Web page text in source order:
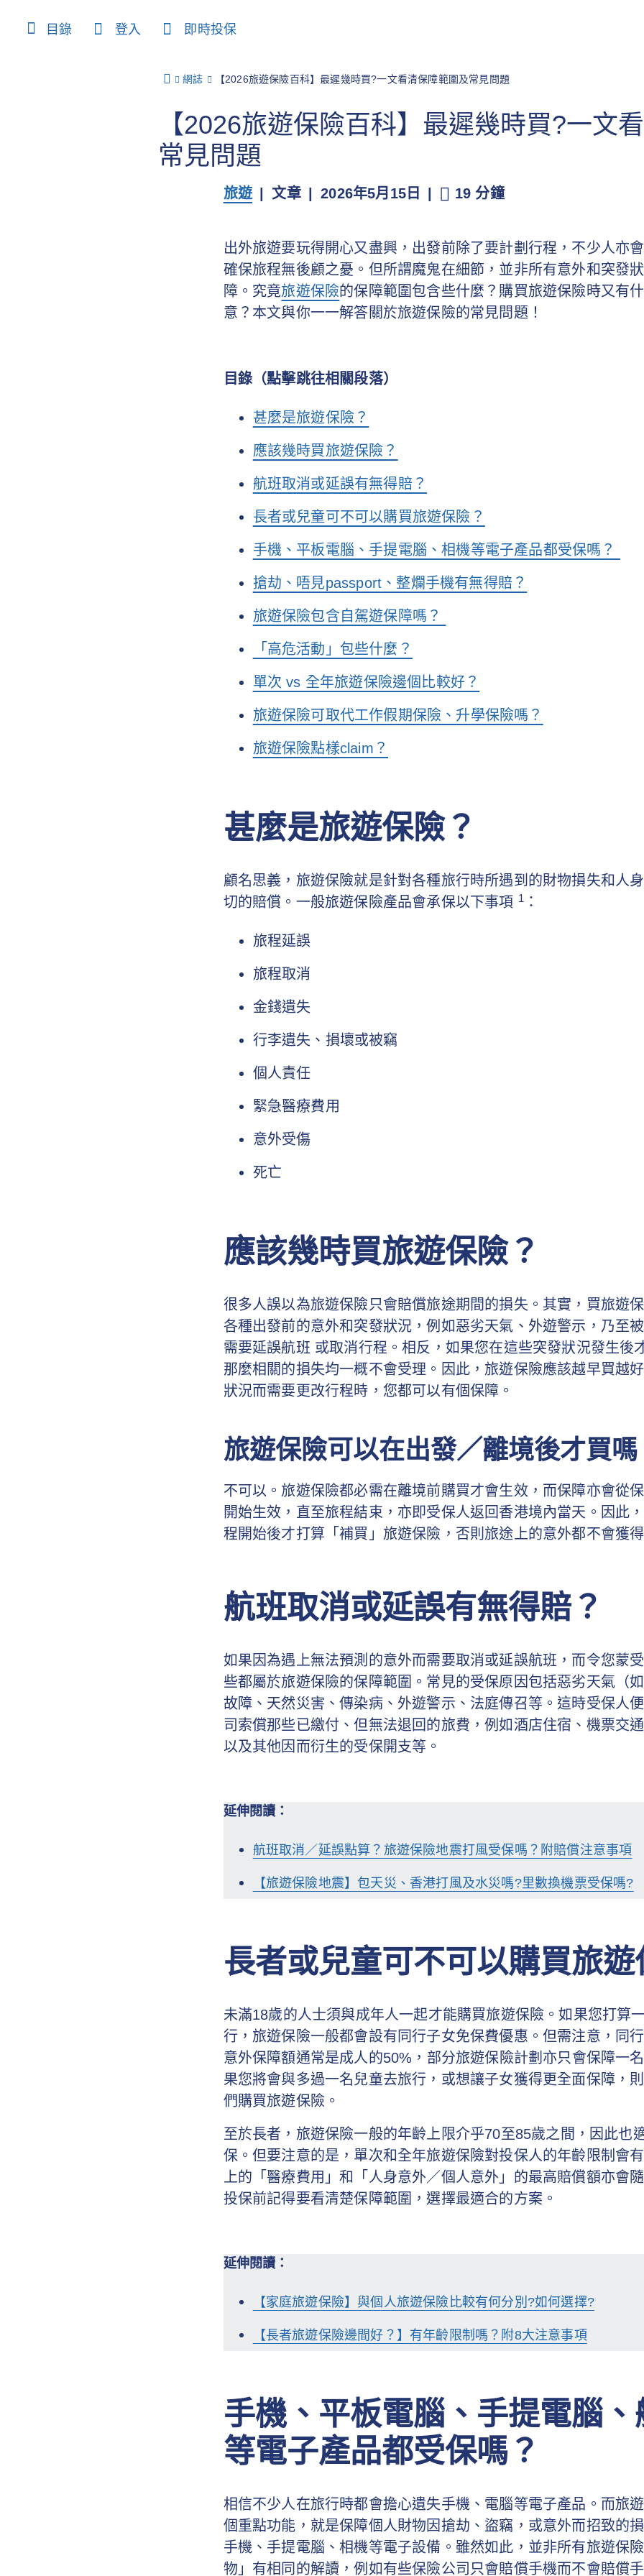
目錄 登入 即時投保
網誌 【2026旅遊保險百科】最遲幾時買?一文看清保障範圍及常見問題
【2026旅遊保險百科】最遲幾時買?一文
常見問題
旅遊 文章 2026年5月15日 19 分鐘
出外旅遊要玩得開心又盡興，出發前除了要計劃行程，不少人亦
確保旅程無後顧之憂。但所謂魔鬼在細節，並非所有意外和突發
障。究竟旅遊保險的保障範圍包含些什麼？購買旅遊保險時又有
意？本文與你一一解答關於旅遊保險的常見問題！
目錄（點擊跳往相關段落）
甚麼是旅遊保險？
應該幾時買旅遊保險？
航班取消或延誤有無得賠？
長者或兒童可不可以購買旅遊保險？
手機、平板電腦、手提電腦、相機等電子產品都受保嗎？
搶劫、唔見passport、整爛手機有無得賠？
旅遊保險包含自駕遊保障嗎？
「高危活動」包些什麼？
單次 vs 全年旅遊保險邊個比較好？
旅遊保險可取代工作假期保險、升學保險嗎？
旅遊保險點樣claim？
甚麼是旅遊保險？
顧名思義，旅遊保險就是針對各種旅行時所遇到的財物損失和人
切的賠償。一般旅遊保險產品會承保以下事項 1 ：
旅程延誤
旅程取消
金錢遺失
行李遺失、損壞或被竊
個人責任
緊急醫療費用
意外受傷
死亡
應該幾時買旅遊保險？
很多人誤以為旅遊保險只會賠償旅途期間的損失。其實，買旅遊
各種出發前的意外和突發狀況，例如惡劣天氣、外遊警示，乃至
需要延誤航班 或取消行程。相反，如果您在這些突發狀況發生後
那麼相關的損失均一概不會受理。因此，旅遊保險應該越早買越
狀況而需要更改行程時，您都可以有個保障。
旅遊保險可以在出發／離境後才買嗎
不可以。旅遊保險都必需在離境前購買才會生效，而保障亦會從
開始生效，直至旅程結束，亦即受保人返回香港境內當天。因此
程開始後才打算「補買」旅遊保險，否則旅途上的意外都不會獲得
航班取消或延誤有無得賠？
如果因為遇上無法預測的意外而需要取消或延誤航班，而令您蒙
些都屬於旅遊保險的保障範圍。常見的受保原因包括惡劣天氣（
故障、天然災害、傳染病、外遊警示、法庭傳召等。這時受保人
司索償那些已繳付、但無法退回的旅費，例如酒店住宿、機票交通
以及其他因而衍生的受保開支等。
延伸閱讀：
航班取消／延誤點算？旅遊保險地震打風受保嗎？附賠償注意事項
【旅遊保險地震】包天災、香港打風及水災嗎?里數換機票受保嗎?
長者或兒童可不可以購買旅遊
未滿18歲的人士須與成年人一起才能購買旅遊保險。如果您打算
行，旅遊保險一般都會設有同行子女免保費優惠。但需注意，同
意外保障額通常是成人的50%，部分旅遊保險計劃亦只會保障一
果您將會與多過一名兒童去旅行，或想讓子女獲得更全面保障，
們購買旅遊保險。
至於長者，旅遊保險一般的年齡上限介乎70至85歲之間，因此也
保。但要注意的是，單次和全年旅遊保險對投保人的年齡限制會
上的「醫療費用」和「人身意外／個人意外」的最高賠償額亦會
投保前記得要看清楚保障範圍，選擇最適合的方案。
延伸閱讀：
【家庭旅遊保險】與個人旅遊保險比較有何分別?如何選擇?
【長者旅遊保險邊間好？】有年齡限制嗎？附8大注意事項
手機、平板電腦、手提電腦、
等電子產品都受保嗎？
相信不少人在旅行時都會擔心遺失手機、電腦等電子產品。而旅
個重點功能，就是保障個人財物因搶劫、盜竊，或意外而招致的
手機、手提電腦、相機等電子設備。雖然如此，並非所有旅遊保
物」有相同的解讀，例如有些保險公司只會賠償手機而不會賠償